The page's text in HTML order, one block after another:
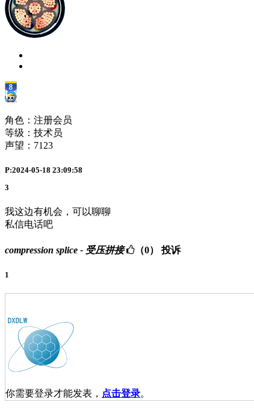
角色：注册会员
等级：技术员
声望： 7123
P:2024-05-18 23:09:58
3
我这边有机会，可以聊聊
私信电话吧
compression splice - 受压拼接 （0） 投诉
1
你需要登录才能发表， 点击登录。